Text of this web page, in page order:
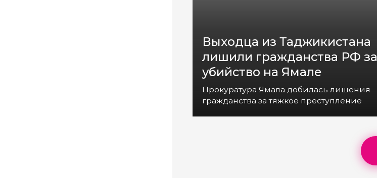
Выходца из Таджикистана
лишили гражданства РФ за
убийство на Ямале
Прокуратура Ямала добилась лишения
гражданства за тяжкое преступление